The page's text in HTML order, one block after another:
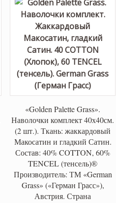
«Golden Palette Grass».
Наволочки комплект 40х40см.
(2 шт.). Ткань: жаккардовый
Макосатин и гладкий Сатин.
Состав: 40% COTTON, 60%
TENCEL (тенсель)®
Производитель: ТМ «German
Grass» («Герман Грасс»),
Австрия. Страна